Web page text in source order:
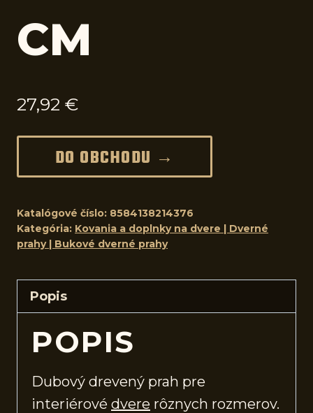
CM
27,92 €
DO OBCHODU →
Katalógové číslo: 8584138214376
Kategória: Kovania a doplnky na dvere | Dverné
prahy | Bukové dverné prahy
Popis
POPIS
Dubový drevený prah pre
interiérové dvere rôznych rozmerov.